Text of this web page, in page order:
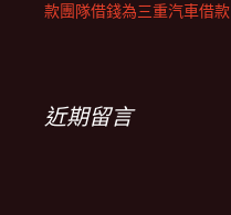
款團隊借錢為三重汽車借款
近期留言